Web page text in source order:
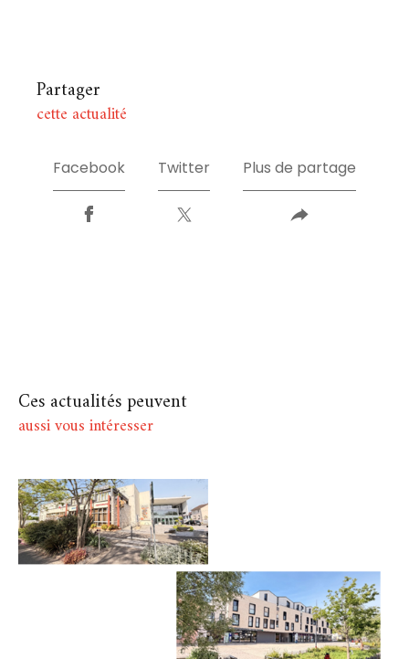
Partager
cette actualité
Facebook Twitter Plus de partage
Ces actualités peuvent
aussi vous intéresser